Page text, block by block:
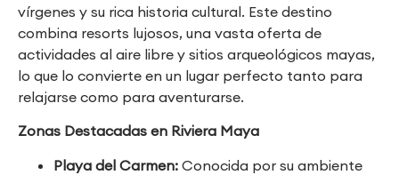
vírgenes y su rica historia cultural. Este destino
combina resorts lujosos, una vasta oferta de
actividades al aire libre y sitios arqueológicos mayas,
lo que lo convierte en un lugar perfecto tanto para
relajarse como para aventurarse.
Zonas Destacadas en Riviera Maya
Playa del Carmen: Conocida por su ambiente